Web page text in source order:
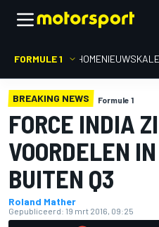
FORMULE 1 HOMENIEUWS
BREAKING NEWS Formule 1
FORCE INDIA
VOORDELEN
BUITEN Q3
Roland Mather
Gepubliceerd: 19 mrt 2016, 09:25